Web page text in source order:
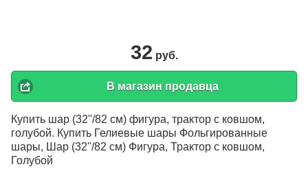
32 руб.
В магазин продавца
Купить шар (32''/82 см) фигура, трактор с ковшом,
голубой. Купить Гелиевые шары Фольгированные
шары, Шар (32''/82 см) Фигура, Трактор с ковшом,
Голубой